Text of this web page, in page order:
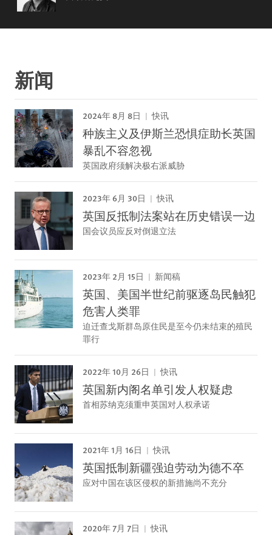
新闻
2024年 8月 8日 快讯
种族主义及伊斯兰恐惧症助长英国
暴乱不容忽视
英国政府须解决极右派威胁
2023年 6月 30日 快讯
英国反抵制法案站在历史错误一边
国会议员应反对倒退立法
2023年 2月 15日 新闻稿
英国、美国半世纪前驱逐岛民触犯
危害人类罪
迫迁查戈斯群岛原住民是至今仍未结束的殖民
罪行
2022年 10月 26日 快讯
英国新内阁名单引发人权疑虑
首相苏纳克须重申英国对人权承诺
2021年 1月 16日 快讯
英国抵制新疆强迫劳动为德不卒
应对中国在该区侵权的新措施尚不充分
2020年 7月 7日 快讯